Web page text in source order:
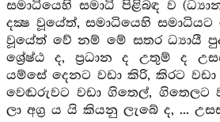
සමාධියෙහි සමාධි පිළිබඳ ව
දක්‍ෂ වූයේත්, සමාධියෙහි
වූයේත් වේ නම් මේ සතර ධ්‍යායී
ශ්‍රේෂ්ඨ ද, ප්‍රධාන ද උතුම් ද
යම්සේ දෙනට වඩා කිරි, කිරට
වෙඬරුවට වඩා ගිතෙල්, ගිතෙලට
ලා අග්‍ර ය යි කියනු ලැබේ ද, ...